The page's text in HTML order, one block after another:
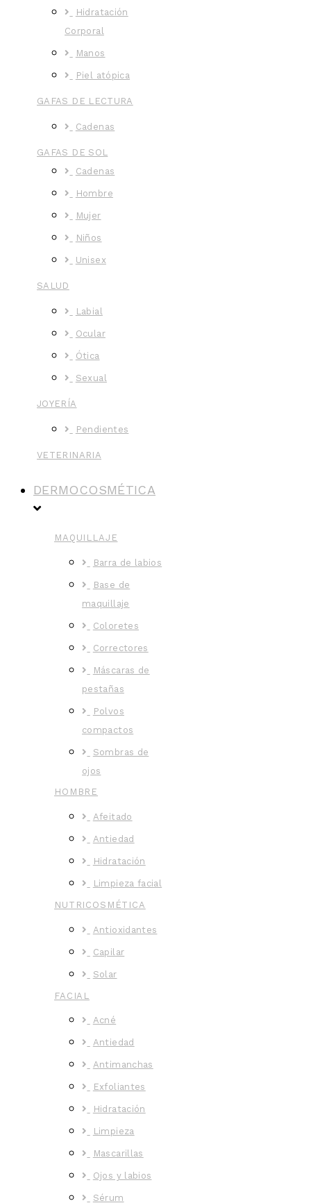
Hidratación
Corporal
Manos
Piel atópica
GAFAS DE LECTURA
Cadenas
GAFAS DE SOL
Cadenas
Hombre
Mujer
Niños
Unisex
SALUD
Labial
Ocular
Ótica
Sexual
JOYERÍA
Pendientes
VETERINARIA
DERMOCOSMÉTICA
MAQUILLAJE
Barra de labios
Base de
maquillaje
Coloretes
Correctores
Máscaras de
pestañas
Polvos
compactos
Sombras de
ojos
HOMBRE
Afeitado
Antiedad
Hidratación
Limpieza facial
NUTRICOSMÉTICA
Antioxidantes
Capilar
Solar
FACIAL
Acné
Antiedad
Antimanchas
Exfoliantes
Hidratación
Limpieza
Mascarillas
Ojos y labios
Sérum